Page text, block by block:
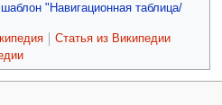
"Навигационная таблица/
Статья из Википедии